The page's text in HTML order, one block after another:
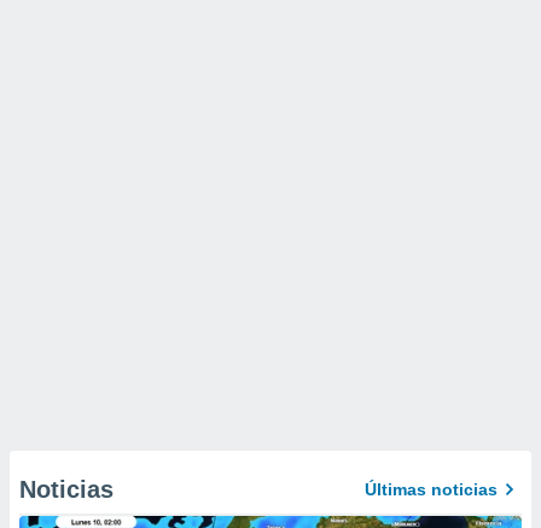
Noticias Últimas noticias